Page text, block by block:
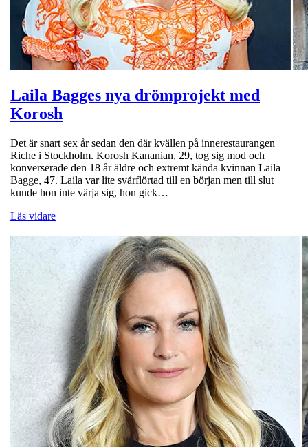
Laila Bagges nya drömprojekt med
Korosh
Det är snart sex år sedan den där kvällen på innerestaurangen
Riche i Stockholm. Korosh Kananian, 29, tog sig mod och
konverserade den 18 år äldre och extremt kända kvinnan Laila
Bagge, 47. Laila var lite svårflörtad till en början men till slut
kunde hon inte värja sig, hon gick…
Läs vidare